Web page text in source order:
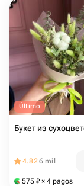
Último
Букет из
4.826 mil
575 ₽ × 4 pagos